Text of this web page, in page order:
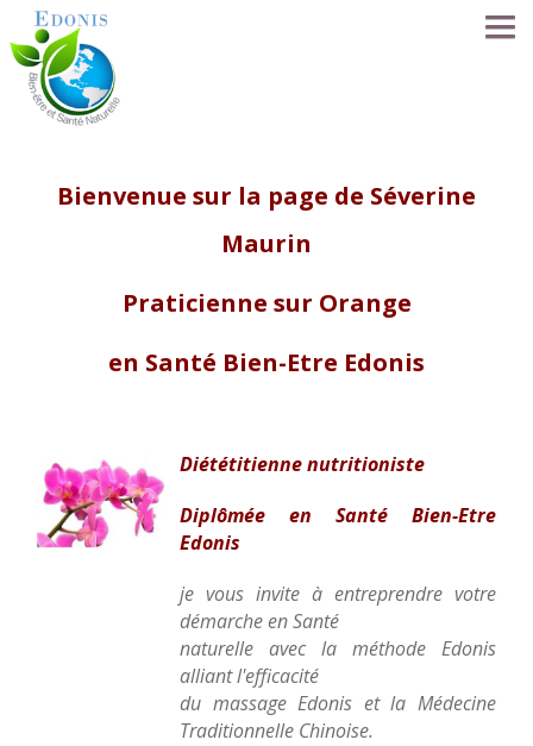
SE FORMER
NOS PRATICIENS
CONTACT
Bienvenue sur la page de Séverine
Maurin
Praticienne sur Orange
en Santé Bien-Etre Edonis
Diététitienne nutritioniste
Diplômée en Santé Bien-Etre
Edonis
je vous invite à entreprendre votre
démarche en Santé
naturelle avec la méthode Edonis
alliant l'efficacité
du massage Edonis et la Médecine
Traditionnelle Chinoise.